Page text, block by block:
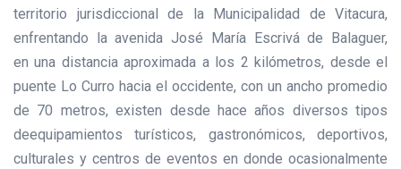
territorio jurisdiccional de la Municipalidad de Vitacura,
enfrentando la avenida José María Escrivá de Balaguer,
en una distancia aproximada a los 2 kilómetros, desde el
puente Lo Curro hacia el occidente, con un ancho promedio
de 70 metros, existen desde hace años diversos tipos
deequipamientos turísticos, gastronómicos, deportivos,
culturales y centros de eventos en donde ocasionalmente